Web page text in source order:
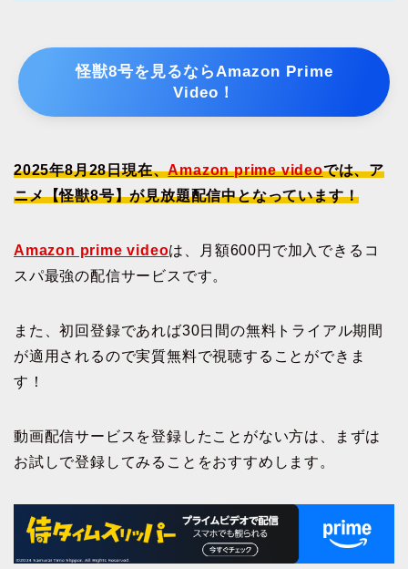
怪獣8号を見るならAmazon Prime
Video！
2025年8月28日現在、Amazon prime videoでは、ア
ニメ【怪獣8号】が見放題配信中となっています！
Amazon prime videoは、月額600円で加入できるコ
スパ最強の配信サービスです。
また、初回登録であれば30日間の無料トライアル期間
が適用されるので実質無料で視聴することができま
す！
動画配信サービスを登録したことがない方は、まずは
お試しで登録してみることをおすすめします。